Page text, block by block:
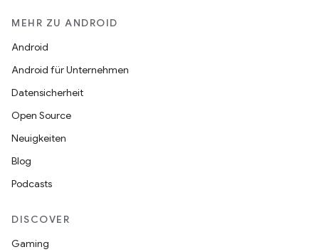
MEHR ZU ANDROID
Android
Android für Unternehmen
Datensicherheit
Open Source
Neuigkeiten
Blog
Podcasts
DISCOVER
Gaming